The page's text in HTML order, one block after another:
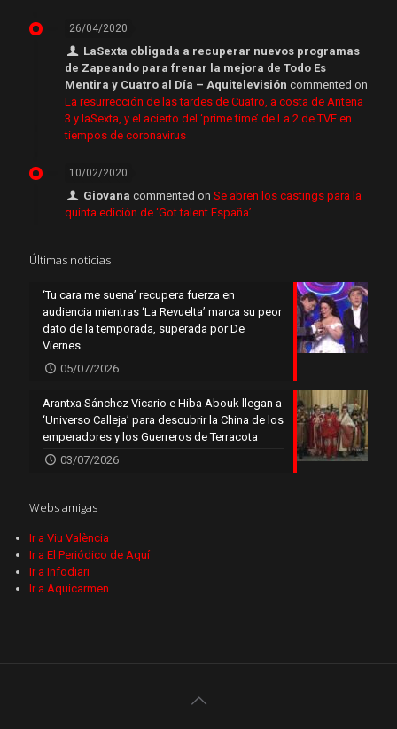
26/04/2020
LaSexta obligada a recuperar nuevos programas
de Zapeando para frenar la mejora de Todo Es
Mentira y Cuatro al Día – Aquitelevisión commented on
La resurrección de las tardes de Cuatro, a costa de Antena
3 y laSexta, y el acierto del ‘prime time’ de La 2 de TVE en
tiempos de coronavirus
10/02/2020
Giovana commented onSe abren los castings para la
quinta edición de ‘Got talent España’
Últimas noticias
‘Tu cara me suena’ recupera fuerza en
audiencia mientras ‘La Revuelta’ marca su peor
dato de la temporada, superada por De
Viernes
05/07/2026
Arantxa Sánchez Vicario e Hiba Abouk llegan a
‘Universo Calleja’ para descubrir la China de los
emperadores y los Guerreros de Terracota
03/07/2026
Webs amigas
Ir a Viu València
Ir a El Periódico de Aquí
Ir a Infodiari
Ir a Aquicarmen